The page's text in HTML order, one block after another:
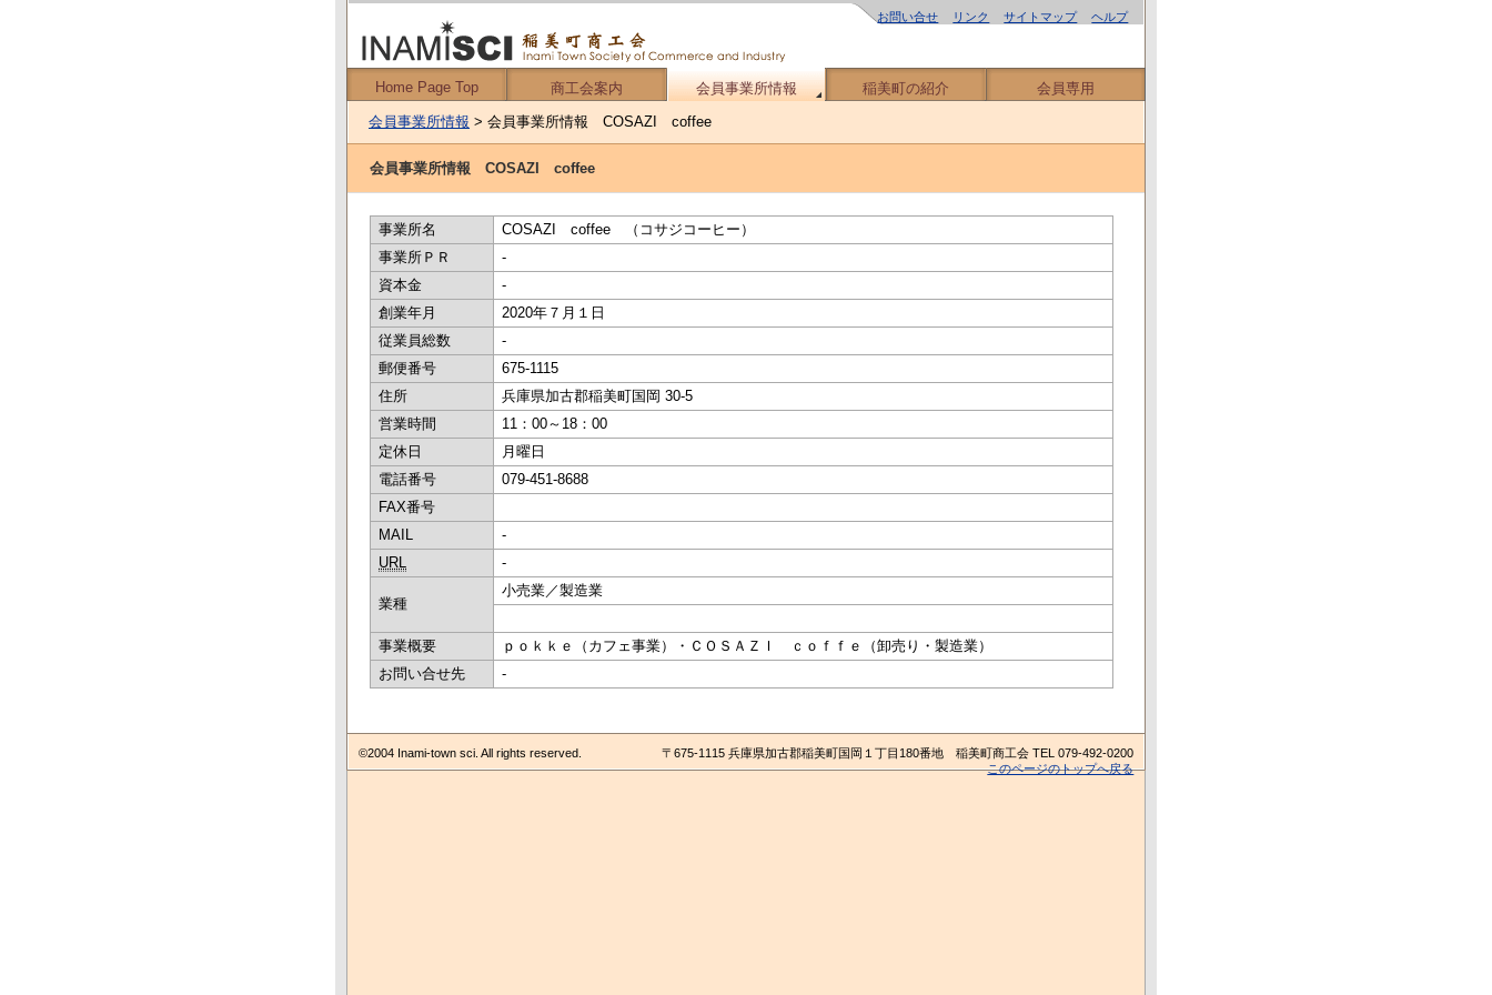
Home Page Top 商工会案内 会員事業所情報 稲美町の紹介 会員専用
お問い合せ リンク サイトマップ ヘルプ
会員事業所情報 > 会員事業所情報 COSAZI coffee
会員事業所情報 COSAZI coffee
事業所名
COSAZI coffee （コサジコーヒー）
事業所ＰＲ
-
資本金
-
創業年月
2020年７月１日
従業員総数
-
郵便番号
675-1115
住所
兵庫県加古郡稲美町国岡 30-5
営業時間
11：00～18：00
定休日
月曜日
電話番号
079-451-8688
FAX番号
MAIL
-
URL
-
業種
小売業／製造業
事業概要
ｐｏｋｋｅ（カフェ事業）・ＣＯＳＡＺＩ ｃｏｆｆｅ（卸売り・製造業）
お問い合せ先
-
〒675-1115 兵庫県加古郡稲美町国岡１丁目180番地 稲美町商工会 TEL 079-492-0200
このページのトップへ戻る
©2004 Inami-town sci. All rights reserved.